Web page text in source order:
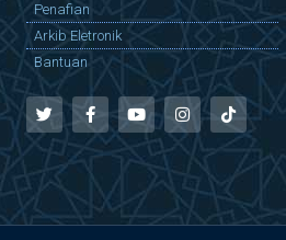
Penafian
Arkib Eletronik
Bantuan